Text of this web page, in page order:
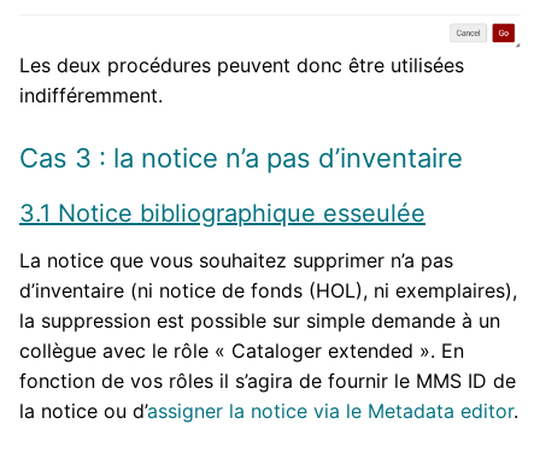
Les deux procédures peuvent donc être utilisées
indifféremment.
Cas 3 : la notice n’a pas d’inventaire
3.1 Notice bibliographique esseulée
La notice que vous souhaitez supprimer n’a pas
d’inventaire (ni notice de fonds (HOL), ni exemplaires),
la suppression est possible sur simple demande à un
collègue avec le rôle « Cataloger extended ». En
fonction de vos rôles il s’agira de fournir le MMS ID de
la notice ou d’assigner la notice via le Metadata editor.